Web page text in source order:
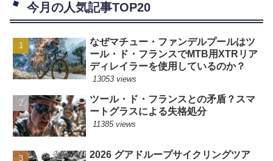
今月の人気記事TOP20
なぜマチュー・ファンデルプールはツ
ール・ド・フランスでMTB用XTRリア
ディレイラーを使用しているのか？
13053 views
ツール・ド・フランスとの矛盾？スマ
ートグラスによる失格処分
11385 views
2026 グアドループサイクリングツア